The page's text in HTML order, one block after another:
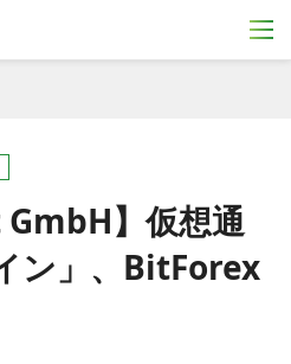
】仮想通
ン」、BitForex